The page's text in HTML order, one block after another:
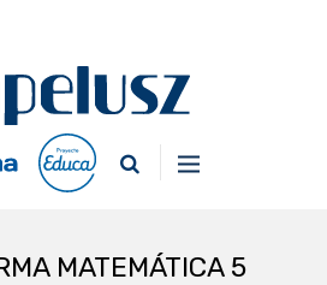
MATEMÁTICA 5